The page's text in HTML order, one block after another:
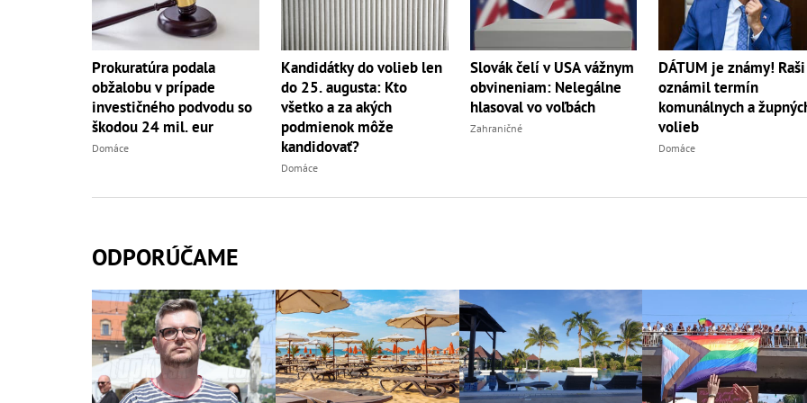
Prokuratúra podala
obžalobu v prípade
investičného podvodu so
škodou 24 mil. eur
Domáce
Kandidátky do volieb len
do 25. augusta: Kto
všetko a za akých
podmienok môže
kandidovať?
Domáce
Slovák čelí v USA vážnym
obvineniam: Nelegálne
hlasoval vo voľbách
Zahraničné
DÁTUM je známy! Raši
oznámil termín
komunálnych a
volieb
Domáce
ODPORÚČAME